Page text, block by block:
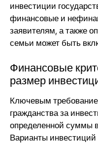
инвестиции
финансовые и
заявителям, а также
семьи может быть
Финансовые
размер
Ключевым
гражданства за
определенной суммы
Варианты инвестиций